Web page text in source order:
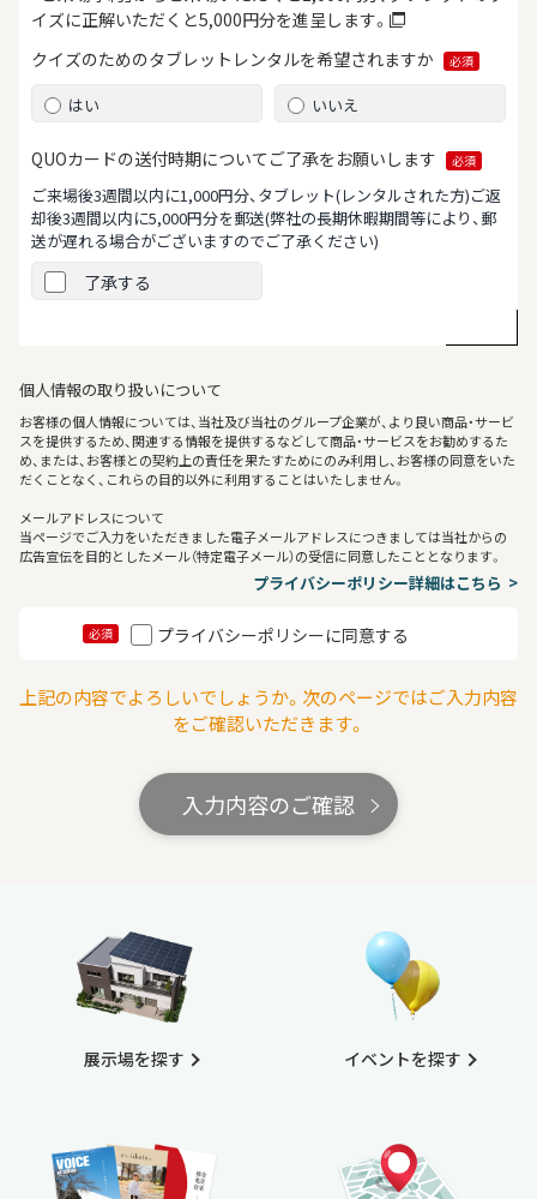
イズに正解いただくと5,000円分を進呈します。
クイズのためのタブレット レンタルを希望されますか 必須
はい いいえ
QUOカードの送付時期について ご了承をお願いします 必須
ご来場後3週間以内に1,000円分、タブレット(レンタルされた方)ご返
却後3週間以内に5,000円分を郵送(弊社の長期休暇期間等により、郵
送が遅れる場合がございますのでご了承ください)
了承する
個人情報の取り扱いについて
お客様の個人情報については、当社及び当社のグループ企業が、より良い商品・サービ
スを提供するため、関連する情報を提供するなどして商品・サービスをお勧めするた
め、または、お客様との契約上の責任を果たすためにのみ利用し、お客様の同意をいた
だくことなく、これらの目的以外に利用することはいたしません。
メールアドレスについて
当ページでご入力をいただきました電子メールアドレスにつきましては当社からの
広告宣伝を目的としたメール（特定電子メール）の受信に同意したこととなります。
プライバシーポリシー詳細はこちら
必須 プライバシーポリシーに同意する
上記の内容でよろしいでしょうか。次のページではご入力内容
をご確認いただきます。
入力内容のご確認
展示場を探す イベントを探す